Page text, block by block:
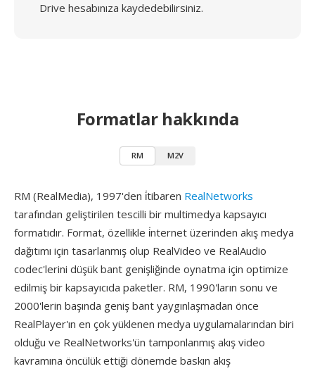
Drive hesabınıza kaydedebilirsiniz.
Formatlar hakkında
RM M2V
RM (RealMedia), 1997'den i̇tibaren RealNetworks
tarafından geliştirilen tescilli bir multimedya kapsayıcı
formatıdır. Format, özellikle i̇nternet üzerinden akış medya
dağıtımı için tasarlanmış olup RealVideo ve RealAudio
codec'lerini düşük bant genişliğinde oynatma için optimize
edilmiş bir kapsayıcıda paketler. RM, 1990'ların sonu ve
2000'lerin başında geniş bant yaygınlaşmadan önce
RealPlayer'ın en çok yüklenen medya uygulamalarından biri
olduğu ve RealNetworks'ün tamponlanmış akış video
kavramına öncülük ettiği dönemde baskın akış